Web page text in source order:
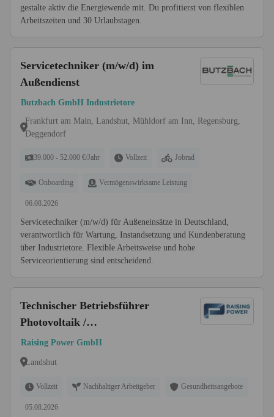
gestalte aktiv die Energiewende mit. Du profitierst von flexiblen
Arbeitszeiten und 30 Urlaubstagen.
Servicetechniker (m/w/d) im
Außendienst
Butzbach GmbH Industrietore
Frankfurt am Main, Landshut, Mühldorf am Inn, Regensburg,
Deggendorf
39.000 - 52.000 €/Jahr Vollzeit Jobrad
Onboarding Vermögenswirksame Leistung
06.08.2026
Servicetechniker (m/w/d) für Außeneinsätze in Deutschland,
verantwortlich für Wartung, Instandsetzung und Kundenberatung
über Industrietore. Flexible Arbeitsweise und hohe
Serviceorientierung sind entscheidend.
Technischer Betriebsführer
Photovoltaik /
Anlagenüberwachung (m/w/d)
Raising Power GmbH
Landshut
Vollzeit Nachhaltiger Arbeitgeber Gesundheitsangebote
05.08.2026